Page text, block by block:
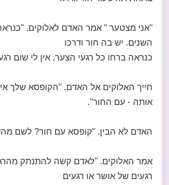
"אני מצטער " אמר האדם לאלוקים.
השנים. יש בה חור ודרכו
כנראה ברחו כל רגעי הצער, אין לי שום
חייך האלוקים אל האדם. "הקופסא שלך
אותה - עם החור".
האדם לא הבין. "קופסא עם חור? לשם
אמר האלוקים. "לאדם קשה להתנתק
רגעים של אושר או רגעים